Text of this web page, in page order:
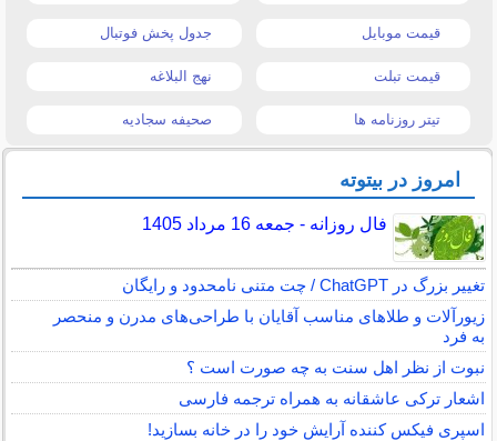
قیمت موبایل جدول پخش فوتبال
قیمت تبلت نهج البلاغه
تیتر روزنامه ها صحیفه سجادیه
امروز در بیتوته
فال روزانه - جمعه 16 مرداد 1405
تغییر بزرگ در ChatGPT / چت متنی نامحدود و رایگان
زیورآلات و طلاهای مناسب آقایان با طراحی‌های مدرن و منحصر
به فرد
نبوت از نظر اهل سنت به چه صورت است ؟
اشعار ترکی عاشقانه به همراه ترجمه فارسی
اسپری فیکس کننده آرایش خود را در خانه بسازید!